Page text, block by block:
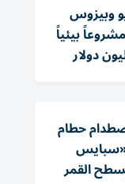
وبيزوس
بيئياً
حطام
القمر